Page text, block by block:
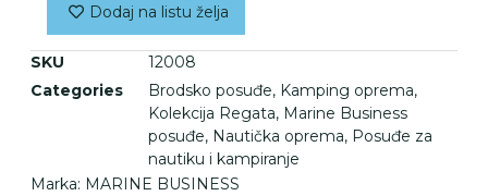
Dodaj na listu želja
SKU
12008
Categories
Brodsko posuđe, Kamping oprema,
Kolekcija Regata, Marine Business
posuđe, Nautička oprema, Posuđe za
nautiku i kampiranje
Marka: MARINE BUSINESS